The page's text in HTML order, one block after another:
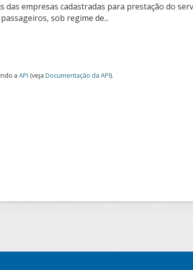
das empresas cadastradas para prestação do
sob regime de...
a API (veja Documentação da API).